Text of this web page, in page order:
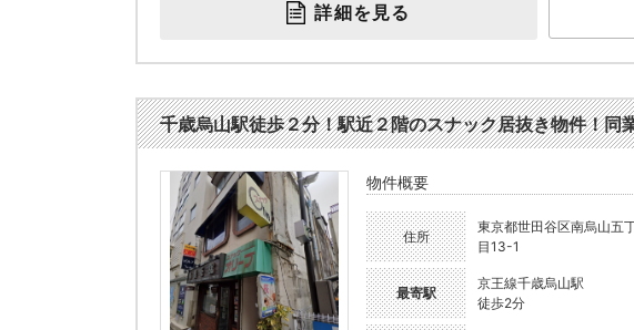
詳細を見る
千歳烏山駅徒歩２分！駅近２階のスナック居抜き物件！
物件概要
住所
東京都世田谷区南烏山五
目13-1
最寄駅
京王線千歳烏山駅
徒歩2分